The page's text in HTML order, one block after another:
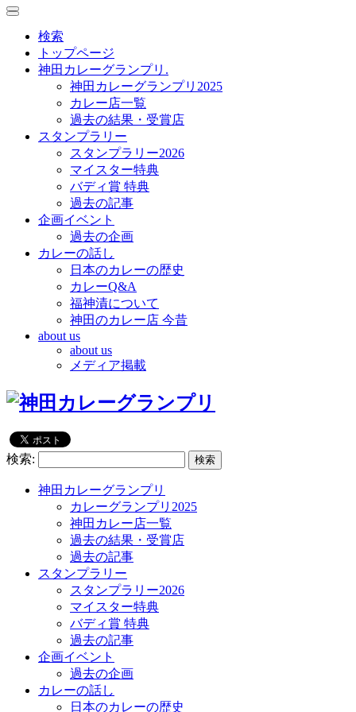
toggle
toggle
navigation
検索
トップページ
神田カレーグランプリ.
神田カレーグランプリ2025
カレー店一覧
過去の結果・受賞店
スタンプラリー
スタンプラリー2026
マイスター特典
バディ賞 特典
過去の記事
企画イベント
過去の企画
カレーの話し
日本のカレーの歴史
カレーQ&A
福神漬について
神田のカレー店 今昔
about us
about us
メディア掲載
検索:
神田カレーグランプリ
カレーグランプリ2025
神田カレー店一覧
過去の結果・受賞店
過去の記事
スタンプラリー
スタンプラリー2026
マイスター特典
バディ賞 特典
過去の記事
企画イベント
過去の企画
カレーの話し
日本のカレーの歴史